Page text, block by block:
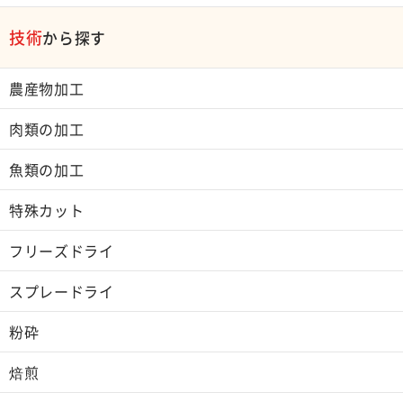
技術から探す
農産物加工
肉類の加工
魚類の加工
特殊カット
フリーズドライ
スプレードライ
粉砕
焙煎